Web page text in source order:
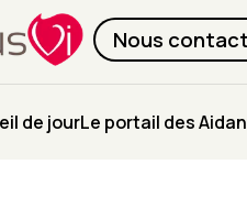
Nous
de jourLe portail des